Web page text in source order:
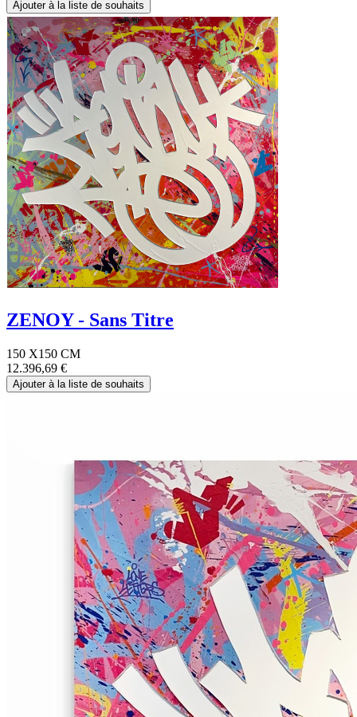
Ajouter à la liste de souhaits
ZENOY - Sans Titre
150 X150 CM
12.396,69 €
Ajouter à la liste de souhaits